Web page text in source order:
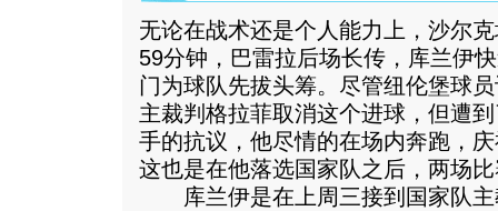
无论在战术还是个人能力上，沙尔
59分钟，巴雷拉后场长传，库兰伊
门为球队先拔头筹。尽管纽伦堡球
主裁判格拉菲取消这个进球，但遭
手的抗议，他尽情的在场内奔跑，
这也是在他落选国家队之后，两场
库兰伊是在上周三接到国家队主